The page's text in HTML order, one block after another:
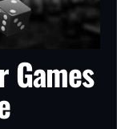
Games